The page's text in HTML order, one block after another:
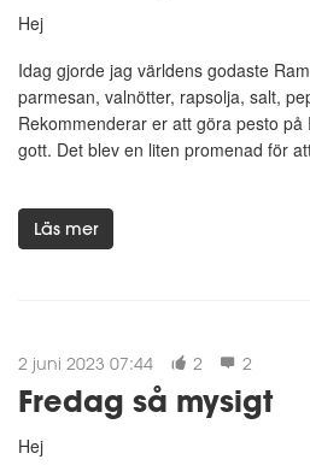
Hej
Idag gjorde jag världens godaste
parmesan, valnötter, rapsolja, salt,
Rekommenderar er att göra pesto på
gott. Det blev en liten promenad för
Läs mer
2 juni 2023 07:44 2 2
Fredag så mysigt
Hej